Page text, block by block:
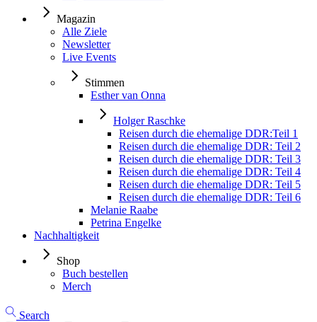
Magazin
Alle Ziele
Newsletter
Live Events
Stimmen
Esther van Onna
Holger Raschke
Reisen durch die ehemalige DDR:Teil 1
Reisen durch die ehemalige DDR: Teil 2
Reisen durch die ehemalige DDR: Teil 3
Reisen durch die ehemalige DDR: Teil 4
Reisen durch die ehemalige DDR: Teil 5
Reisen durch die ehemalige DDR: Teil 6
Melanie Raabe
Petrina Engelke
Nachhaltigkeit
Shop
Buch bestellen
Merch
Search